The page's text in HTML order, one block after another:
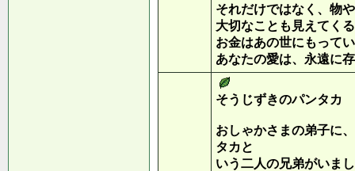
それだけではなく、物
大切なことも見えてく
お金はあの世にもって
あなたの愛は、永遠に
そうじずきのパンタカ
おしゃかさまの弟子に
タカと
いう二人の兄弟がいま